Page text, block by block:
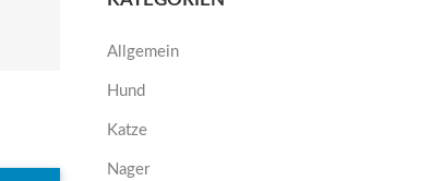
READ MORE
Allgemein
Hund
Katze
Nager